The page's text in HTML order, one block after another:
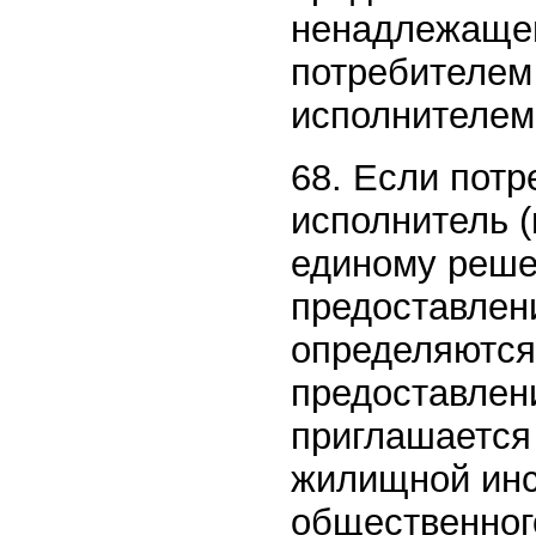
68. Если
исполнитель
единому
жилищной